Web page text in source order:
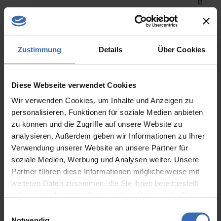
Zustimmung Details Über Cookies
Diese Webseite verwendet Cookies
Wir verwenden Cookies, um Inhalte und Anzeigen zu
personalisieren, Funktionen für soziale Medien anbieten
zu können und die Zugriffe auf unsere Website zu
analysieren. Außerdem geben wir Informationen zu Ihrer
Verwendung unserer Website an unsere Partner für
soziale Medien, Werbung und Analysen weiter. Unsere
Partner führen diese Informationen möglicherweise mit
weiteren Daten zusammen, die Sie ihnen bereitgestellt
r
ü
i
a
u
t
o
m